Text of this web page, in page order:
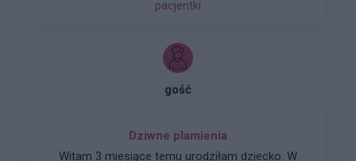
może być?
pacjentki
gość
Dziwne plamienia
Witam 3 miesiące temu urodziłam dziecko. W